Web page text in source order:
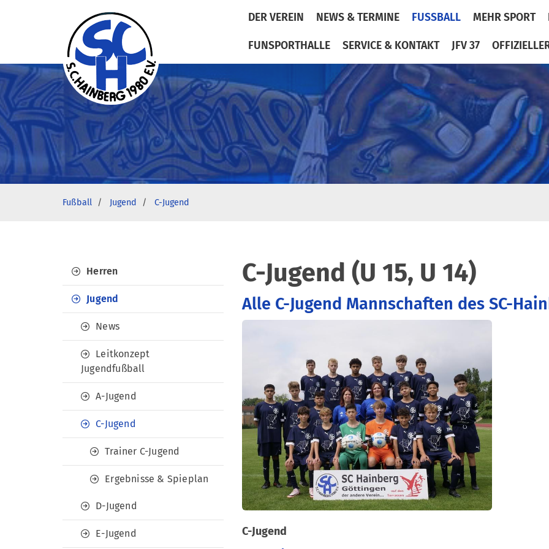
DER VEREIN NEWS & TERMINE FUSSBALL MEHR SPORT
FUNSPORTHALLE SERVICE & KONTAKT JFV 37
Fußball Jugend C-Jugend
C-Jugend (U 15, U 14)
Alle C-Jugend Mannschaften des SC-
C-Jugend
Herren
Jugend
News
Leitkonzept
Jugendfußball
A-Jugend
C-Jugend
Trainer C-Jugend
Ergebnisse & Spieplan
D-Jugend
E-Jugend